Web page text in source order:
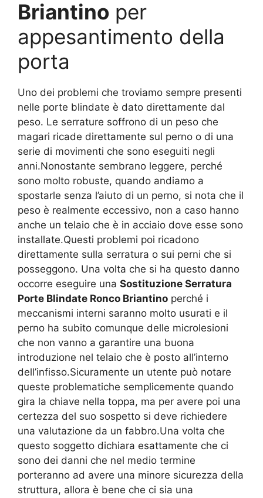
Briantino per
appesantimento della
porta
Uno dei problemi che troviamo sempre presenti
nelle porte blindate è dato direttamente dal
peso. Le serrature soffrono di un peso che
magari ricade direttamente sul perno o di una
serie di movimenti che sono eseguiti negli
anni.Nonostante sembrano leggere, perché
sono molto robuste, quando andiamo a
spostarle senza l’aiuto di un perno, si nota che il
peso è realmente eccessivo, non a caso hanno
anche un telaio che è in acciaio dove esse sono
installate.Questi problemi poi ricadono
direttamente sulla serratura o sui perni che si
posseggono. Una volta che si ha questo danno
occorre eseguire una Sostituzione Serratura
Porte Blindate Ronco Briantino perché i
meccanismi interni saranno molto usurati e il
perno ha subito comunque delle microlesioni
che non vanno a garantire una buona
introduzione nel telaio che è posto all’interno
dell’infisso.Sicuramente un utente può notare
queste problematiche semplicemente quando
gira la chiave nella toppa, ma per avere poi una
certezza del suo sospetto si deve richiedere
una valutazione da un fabbro.Una volta che
questo soggetto dichiara esattamente che ci
sono dei danni che nel medio termine
porteranno ad avere una minore sicurezza della
struttura, allora è bene che ci sia una